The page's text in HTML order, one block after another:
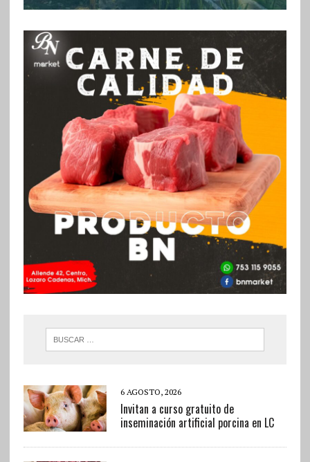
6 AGOSTO, 2026
Invitan a curso gratuito de
inseminación artificial porcina en LC